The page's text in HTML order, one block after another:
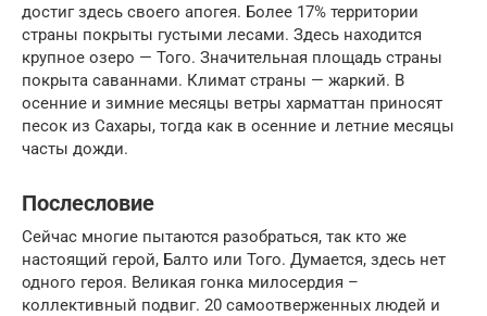
достиг здесь своего апогея. Более 17% территории
страны покрыты густыми лесами. Здесь находится
крупное озеро — Того. Значительная площадь страны
покрыта саваннами. Климат страны — жаркий. В
осенние и зимние месяцы ветры харматтан приносят
песок из Сахары, тогда как в осенние и летние месяцы
часты дожди.
Послесловие
Сейчас многие пытаются разобраться, так кто же
настоящий герой, Балто или Того. Думается, здесь нет
одного героя. Великая гонка милосердия –
коллективный подвиг. 20 самоотверженных людей и